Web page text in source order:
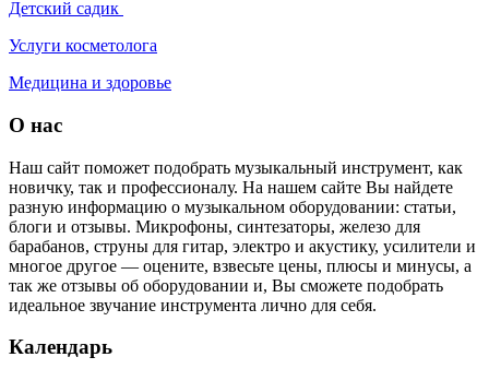
Детский садик
Услуги косметолога
Медицина и здоровье
О нас
Наш сайт поможет подобрать музыкальный инструмент, как
новичку, так и профессионалу. На нашем сайте Вы найдете
разную информацию о музыкальном оборудовании: статьи,
блоги и отзывы. Микрофоны, синтезаторы, железо для
барабанов, струны для гитар, электро и акустику, усилители и
многое другое — оцените, взвесьте цены, плюсы и минусы, а
так же отзывы об оборудовании и, Вы сможете подобрать
идеальное звучание инструмента лично для себя.
Календарь